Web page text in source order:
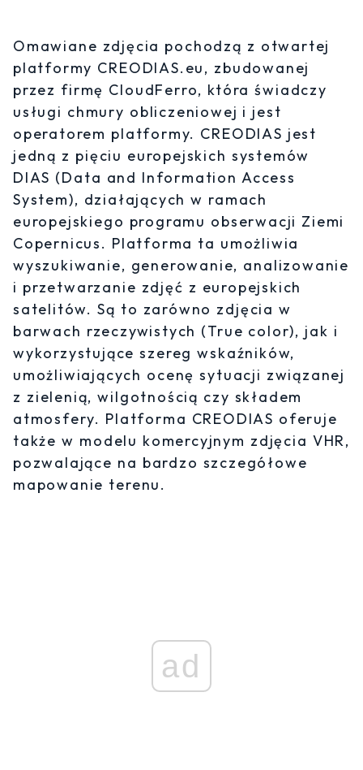
Omawiane zdjęcia pochodzą z otwartej
platformy CREODIAS.eu, zbudowanej
przez firmę CloudFerro, która świadczy
usługi chmury obliczeniowej i jest
operatorem platformy. CREODIAS jest
jedną z pięciu europejskich systemów
DIAS (Data and Information Access
System), działających w ramach
europejskiego programu obserwacji Ziemi
Copernicus. Platforma ta umożliwia
wyszukiwanie, generowanie, analizowanie
i przetwarzanie zdjęć z europejskich
satelitów. Są to zarówno zdjęcia w
barwach rzeczywistych (True color), jak i
wykorzystujące szereg wskaźników,
umożliwiających ocenę sytuacji związanej
z zielenią, wilgotnością czy składem
atmosfery. Platforma CREODIAS oferuje
także w modelu komercyjnym zdjęcia VHR,
pozwalające na bardzo szczegółowe
mapowanie terenu.
ad